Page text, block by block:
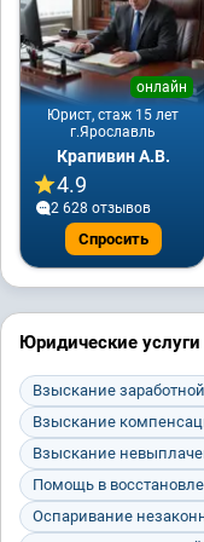
Юрист, стаж 15 лет
онлайн
г.Ярославль
Крапивин А.В.
4.9
2 628 отзывов
Спросить
Юридические
Взыскание
Взыскание
Взыскание
Помощь в
Оспаривание